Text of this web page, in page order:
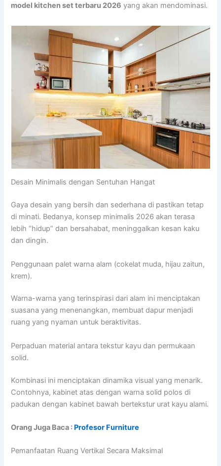
model kitchen set terbaru 2026 yang akan mendominasi.
Desain Minimalis dengan Sentuhan Hangat
Gaya desain yang bersih dan sederhana di pastikan tetap
di minati. Bedanya, konsep minimalis 2026 akan terasa
lebih “hidup” dan bersahabat, meninggalkan kesan kaku
dan dingin.
Penggunaan palet warna alam (cokelat muda, hijau zaitun,
krem).
Warna-warna yang terinspirasi dari alam ini menciptakan
suasana yang menenangkan, membuat dapur menjadi
ruang yang nyaman untuk beraktivitas.
Perpaduan material antara tekstur kayu dan permukaan
solid.
Kombinasi ini menciptakan dinamika visual yang menarik.
Contohnya, kabinet atas dengan warna solid polos di
padukan dengan kabinet bawah bertekstur urat kayu alami.
Orang Juga Baca : Profesor Furniture
Pemanfaatan Ruang Vertikal Secara Maksimal